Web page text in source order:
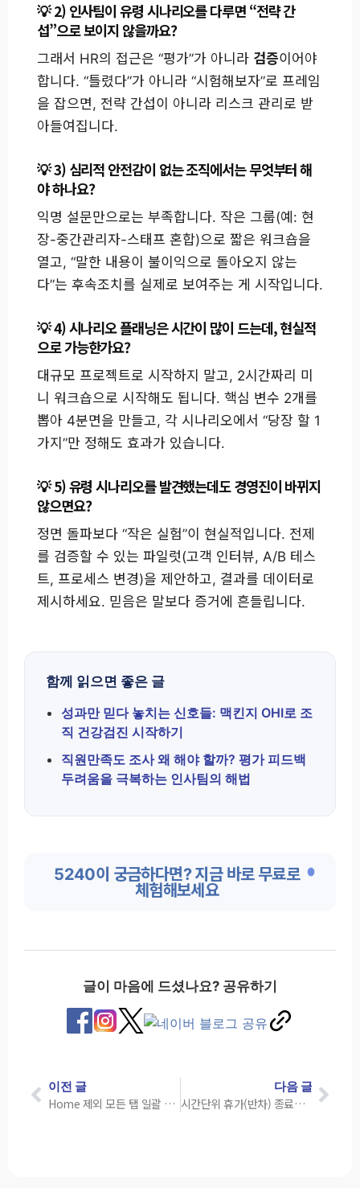
2) 인사팀이 유령 시나리오를 다루면 “전략 간
섭”으로 보이지 않을까요?
그래서 HR의 접근은 “평가”가 아니라 검증이어야
합니다. “틀렸다”가 아니라 “시험해보자”로 프레임
을 잡으면, 전략 간섭이 아니라 리스크 관리로 받
아들여집니다.
3) 심리적 안전감이 없는 조직에서는 무엇부터 해
야 하나요?
익명 설문만으로는 부족합니다. 작은 그룹(예: 현
장-중간관리자-스태프 혼합)으로 짧은 워크숍을
열고, “말한 내용이 불이익으로 돌아오지 않는
다”는 후속조치를 실제로 보여주는 게 시작입니다.
4) 시나리오 플래닝은 시간이 많이 드는데, 현실적
으로 가능한가요?
대규모 프로젝트로 시작하지 말고, 2시간짜리 미
니 워크숍으로 시작해도 됩니다. 핵심 변수 2개를
뽑아 4분면을 만들고, 각 시나리오에서 “당장 할 1
가지”만 정해도 효과가 있습니다.
5) 유령 시나리오를 발견했는데도 경영진이 바뀌지
않으면요?
정면 돌파보다 “작은 실험”이 현실적입니다. 전제
를 검증할 수 있는 파일럿(고객 인터뷰, A/B 테스
트, 프로세스 변경)을 제안하고, 결과를 데이터로
제시하세요. 믿음은 말보다 증거에 흔들립니다.
함께 읽으면 좋은 글
성과만 믿다 놓치는 신호들: 맥킨지 OHI로 조
직 건강검진 시작하기
직원만족도 조사 왜 해야 할까? 평가 피드백
두려움을 극복하는 인사팀의 해법
5240이 궁금하다면? 지금 바로 무료로
체험해보세요
글이 마음에 드셨나요? 공유하기
이전 글
Home 제외 모든 탭 일괄 닫기(탭 전체삭제)
다음 글
시간단위 휴가(반차) 종료시간 자동 계산 기능 적용